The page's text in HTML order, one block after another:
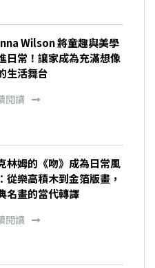
Wilson 將童趣與美學
日常！讓家成為充滿想像
生活舞台
閱讀
林姆的《吻》成為日常風
從樂高積木到金箔版畫，
名畫的當代轉譯
閱讀